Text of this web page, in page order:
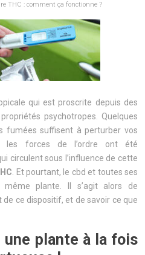
THC : comment ça fonctionne ?
qui est proscrite depuis des
psychotropes. Quelques
fumées suffisent à perturber vos
les forces de l’ordre ont été
circulent sous l’influence de cette
. Et pourtant, le cbd et toutes ses
plante. Il s’agit alors de
ce dispositif, et de savoir ce que
une plante à la fois